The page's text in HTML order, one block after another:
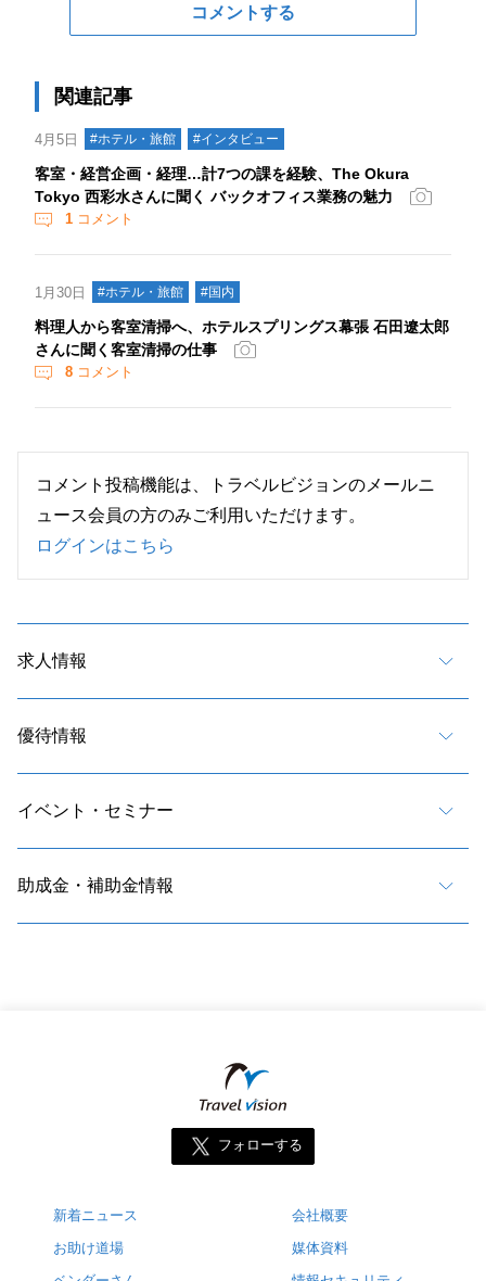
コメントする
関連記事
4月5日 #ホテル・旅館 #インタビュー
客室・経営企画・経理…計7つの課を経験、The Okura
Tokyo 西彩水さんに聞く バックオフィス業務の魅力
1 コメント
1月30日 #ホテル・旅館 #国内
料理人から客室清掃へ、ホテルスプリングス幕張 石田遼太郎
さんに聞く客室清掃の仕事
8 コメント
コメント投稿機能は、トラベルビジョンのメールニ
ュース会員の方のみご利用いただけます。
ログインはこちら
求人情報
優待情報
イベント・セミナー
助成金・補助金情報
フォローする
新着ニュース
お助け道場
会社概要
媒体資料